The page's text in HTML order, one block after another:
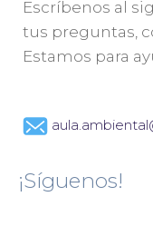
Escríbenos al
tus preguntas,
Estamos para
¡Síguenos!